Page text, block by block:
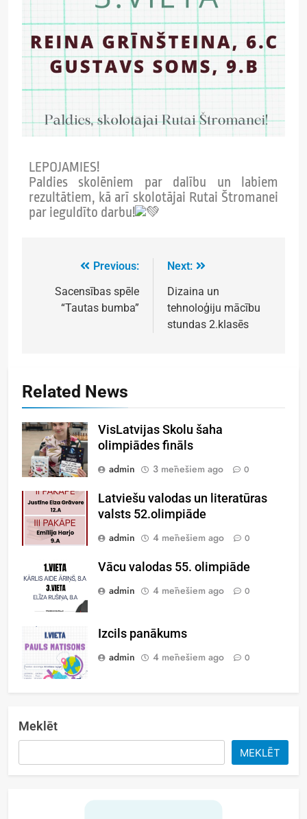
LEPOJAMIES!
Paldies skolēniem par dalību un labiem
rezultātiem, kā arī skolotājai Rutai Štromanei
par ieguldīto darbu!
Previous:
Sacensības spēle
“Tautas bumba”
Next:
Dizaina un
tehnoloģiju mācību
stundas 2.klasēs
Related News
VisLatvijas Skolu šaha
olimpiādes fināls
admin
3 mēnešiem ago 0
Latviešu valodas un literatūras
valsts 52.olimpiāde
admin
4 mēnešiem ago 0
Vācu valodas 55. olimpiāde
admin
4 mēnešiem ago 0
Izcils panākums
admin
4 mēnešiem ago 0
Meklēt
MEKLĒT